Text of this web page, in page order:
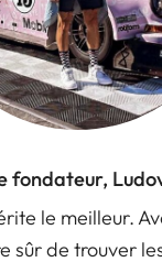
fondateur,
le meilleur.
sûr de trouver